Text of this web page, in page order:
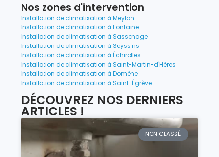
Nos zones d'intervention
Installation de climatisation à Meylan
Installation de climatisation à Fontaine
Installation de climatisation à Sassenage
Installation de climatisation à Seyssins
Installation de climatisation à Échirolles
Installation de climatisation à Saint-Martin-d'Hères
Installation de climatisation à Domène
Installation de climatisation à Saint-Égrève
DÉCOUVREZ NOS DERNIERS
ARTICLES !
NON CLASSÉ